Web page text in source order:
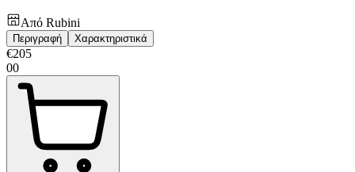
Από Rubini
Περιγραφή Χαρακτηριστικά
€205
00